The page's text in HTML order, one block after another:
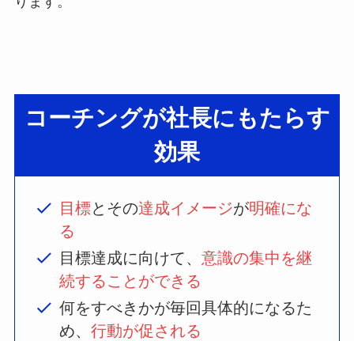
コーチングが社長にもたらす
効果
目標とその達成イメージが明確にな
る
目標達成に向けて、意識の集中を継
続することができる
何をすべきかが毎回具体的になるた
め、行動が促される